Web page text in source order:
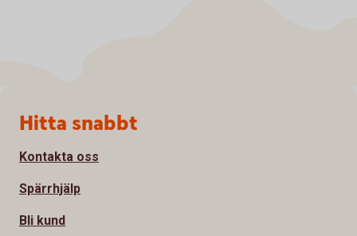
Sidfot
Hitta snabbt
Kontakta oss
Spärrhjälp
Bli kund